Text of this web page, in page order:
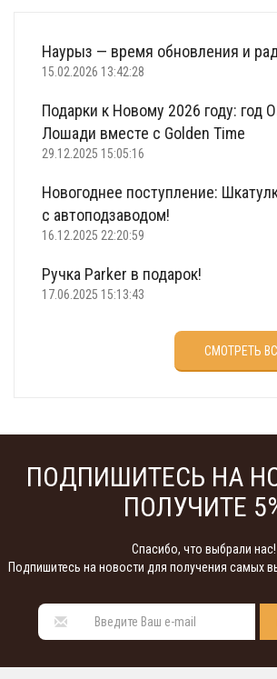
Наурыз — время обновления и
15.02.2026 13:42:28
Подарки к Новому 2026 году: год
Лошади вместе с Golden Time
29.12.2025 15:05:16
Новогоднее поступление:
с автоподзаводом!
16.12.2025 22:20:59
Ручка Parker в подарок!
17.06.2025 15:13:43
Что подарить на 23 февраля?
СМОТРЕТЬ
ПОДПИШИТЕСЬ НА
ПОЛУЧИТЕ
Спасибо, что выбрали нас!
Подпишитесь на новости для получения самых